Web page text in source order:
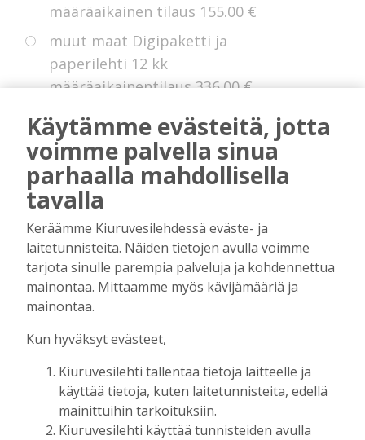
määräaikainen tilaus 155.00 €
muut maat Digipaketti ja
paperilehti 12 kk
määräaikainentilaus336.00 €
Eurooppa Digipaketti ja paperilehti
12 kk kestotilaus 225.00 €
ole ollut digitilausta voimassa edellisten 14
kuukauden aikana.
Tilausten sisältö
DigitilaussisältääKiuruvesilehti.fi
uutisvirran, uudet näköislehdet,
näköislehtien arkiston ja tulevaisuudessa
sähköpostiin lähetettävän uutiskirjeen.
Käytämme evästeitä, jotta
voimme palvella sinua
parhaalla mahdollisella
tavalla
Keräämme Kiuruvesilehdessä eväste- ja
laitetunnisteita. Näiden tietojen avulla voimme
tarjota sinulle parempia palveluja ja kohdennettua
mainontaa. Mittaamme myös kävijämääriä ja
mainontaa.
Kun hyväksyt evästeet,
Kiuruvesilehti tallentaa tietoja laitteelle ja
käyttää tietoja, kuten laitetunnisteita, edellä
mainittuihin tarkoituksiin.
Kiuruvesilehti käyttää tunnisteiden avulla